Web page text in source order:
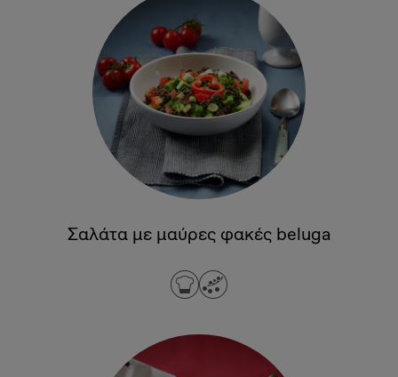
Σαλάτα με μαύρες φακές beluga